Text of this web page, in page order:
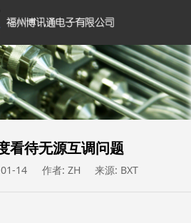
看待无源互调问题
14 作者: ZH 来源: BXT